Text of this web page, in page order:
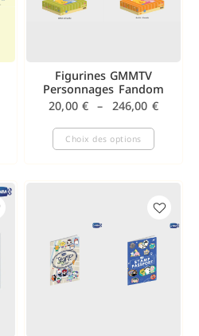
Figurines GMMTV
Personnages Fandom
20,00€ – 246,00 €
Choix des options